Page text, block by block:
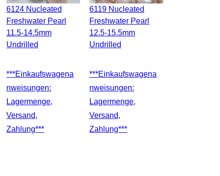
6124 Nucleated
Freshwater Pearl
11.5-14.5mm
Undrilled
***Einkaufswagena
Nweisungen:
Lagermenge,
Versand,
Zahlung***
6119 Nucleated
Freshwater Pearl
12.5-15.5mm
Undrilled
***Einkaufswagena
Nweisungen:
Lagermenge,
Versand,
Zahlung***